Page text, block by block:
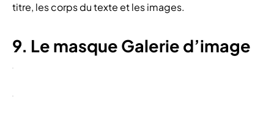
titre, les corps du texte et les images.
9. Le masque Galerie d’image